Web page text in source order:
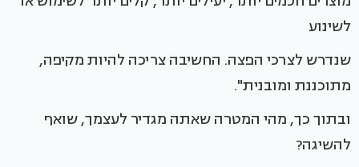
לשינוע
שנדרש לצרכי הפצה. החשיבה צריכה להיות מקיפה,
מתוכננת ומובנית".
ובתוך כך, מהי המטרה שאתה מגדיר לעצמך, שואף
להשיגה?